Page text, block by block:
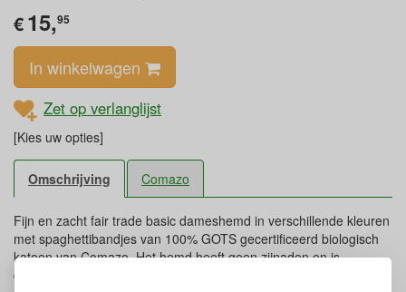
€15,95
In winkelwagen
Zet op verlanglijst
[Kies uw opties]
Omschrijving Comazo
Fijn en zacht fair trade basic dameshemd in verschillende kleuren
met spaghettibandjes van 100% GOTS gecertificeerd biologisch
katoen van Comazo. Het hemd heeft geen zijnaden en is
daardoor zeer geschikt voor dames met een gevoelige huid.